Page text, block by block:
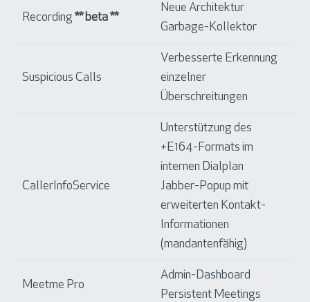
Recording ** beta **
Neue Architektur
Garbage-Kollektor
Suspicious Calls
Verbesserte Erkennung
einzelner
Überschreitungen
CallerInfoService
Unterstützung des
+E164-Formats im
internen Dialplan
Jabber-Popup mit
erweiterten Kontakt-
Informationen
(mandantenfähig)
Meetme Pro
Admin-Dashboard
Persistent Meetings